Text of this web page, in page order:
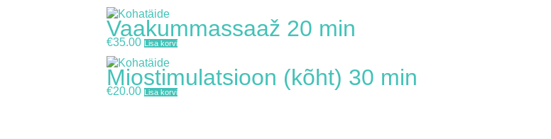
Vaakummassaaž 20 min
€35.00 Lisa korvi
Miostimulatsioon (kõht) 30 min
€20.00 Lisa korvi